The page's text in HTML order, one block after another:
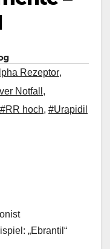
Rezeptor,
Notfall ,
#RR hoch, #Urapidil
„Ebrantil“